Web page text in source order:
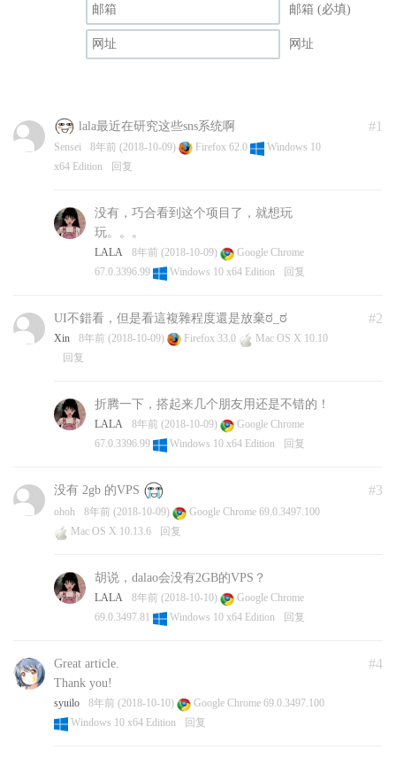
邮箱 (必填)
网址
#1
lala最近在研究这些sns系统啊
Sensei 8年前 (2018-10-09) Firefox 62.0
Windows 10
x64 Edition
回复
没有，巧合看到这个项目了，就想玩
玩。。。
LALA 8年前 (2018-10-09)
Google Chrome
67.0.3396.99
Windows 10 x64 Edition 回复
#2
UI不錯看，但是看這複雜程度還是放棄ಠ_ಠ
Xin 8年前 (2018-10-09) Firefox 33.0
Mac OS X 10.10
回复
折腾一下，搭起来几个朋友用还是不错的！
LALA 8年前 (2018-10-09)
Google Chrome
67.0.3396.99
Windows 10 x64 Edition 回复
#3
没有 2gb 的VPS
ohoh 8年前 (2018-10-09)
Google Chrome 69.0.3497.100
Mac OS X 10.13.6
回复
胡说，dalao会没有2GB的VPS？
LALA 8年前 (2018-10-10)
Google Chrome
69.0.3497.81
Windows 10 x64 Edition 回复
#4
Great article.
Thank you!
syuilo 8年前 (2018-10-10)
Google Chrome 69.0.3497.100
Windows 10 x64 Edition
回复